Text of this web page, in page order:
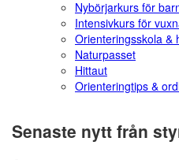
Nybörjarkurs för
Intensivkurs för
Orienteringsskola &
Naturpasset
Hittaut
Orienteringtips &
Senaste nytt från